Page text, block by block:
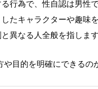
行為で、性自認は男性
たキャラクターや趣味
異なる人全般を指します
目的を明確にできるの